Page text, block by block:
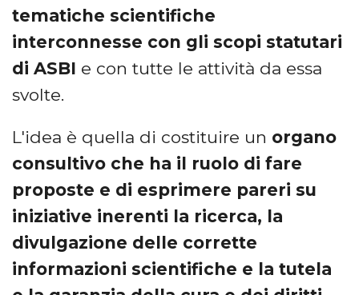
tematiche scientifiche
interconnesse con gli scopi statutari
di ASBI e con tutte le attività da essa
svolte.
L'idea è quella di costituire un organo
consultivo che ha il ruolo di fare
proposte e di esprimere pareri su
iniziative inerenti la ricerca, la
divulgazione delle corrette
informazioni scientifiche e la tutela